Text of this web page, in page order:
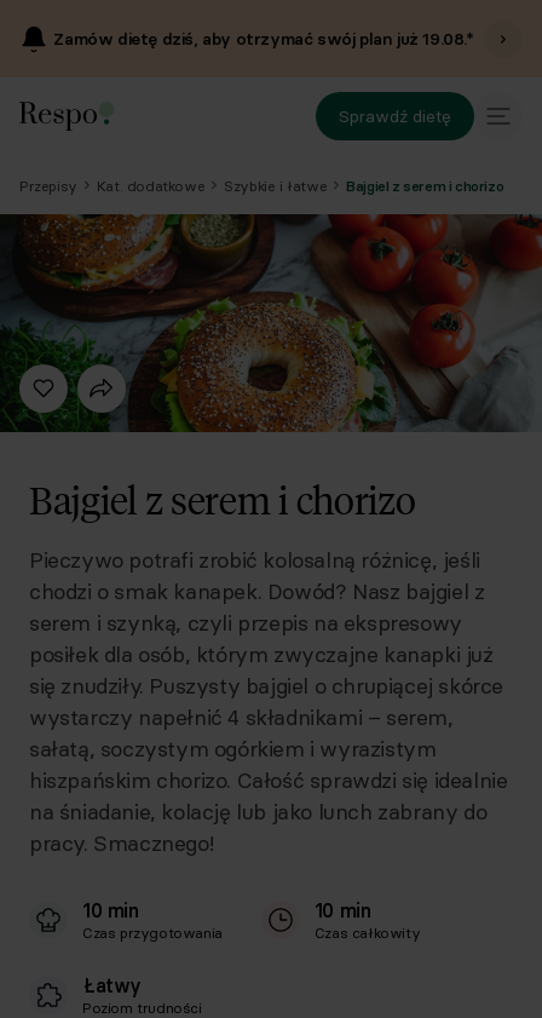
Zamów dietę dziś, aby otrzymać swój plan już19.08.*
Sprawdź dietę
Przepisy Kat. dodatkowe Szybkie i łatwe Bajgiel z serem i chorizo
Bajgiel z serem i chorizo
Pieczywo potrafi zrobić kolosalną różnicę, jeśli
chodzi o smak kanapek. Dowód? Nasz bajgiel z
serem i szynką, czyli przepis na ekspresowy
posiłek dla osób, którym zwyczajne kanapki już
się znudziły. Puszysty bajgiel o chrupiącej skórce
wystarczy napełnić 4 składnikami – serem,
sałatą, soczystym ogórkiem i wyrazistym
hiszpańskim chorizo. Całość sprawdzi się idealnie
na śniadanie, kolację lub jako lunch zabrany do
pracy. Smacznego!
10 min
Czas przygotowania
10 min
Czas całkowity
Łatwy
Poziom trudności